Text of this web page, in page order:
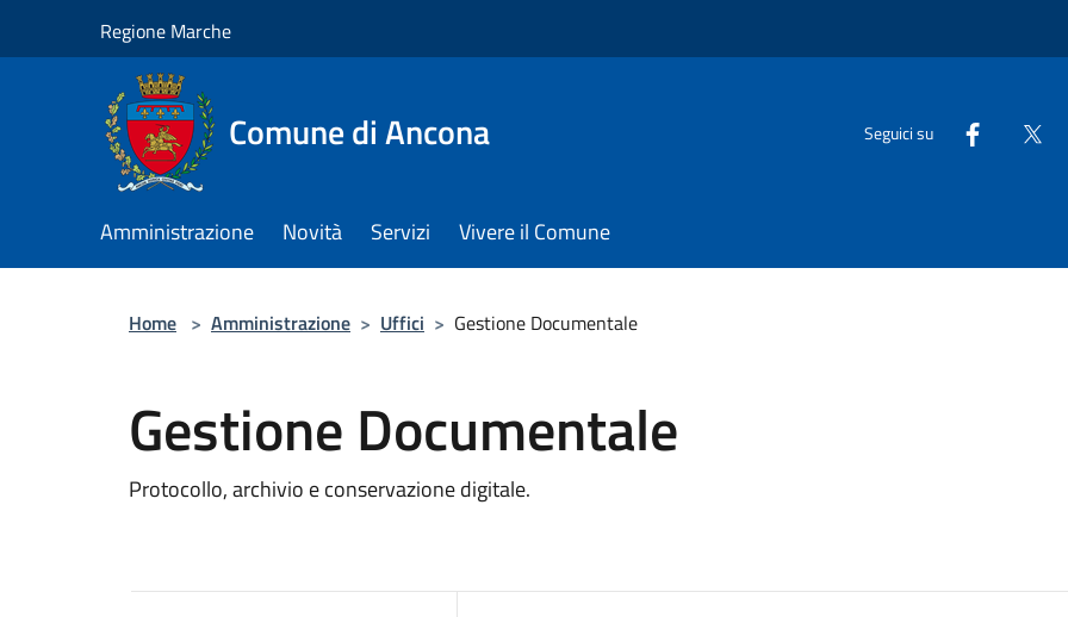
Regione Marche
Comune di Ancona Seguici su
Amministrazione Novità Servizi Vivere il Comune
Home > Amministrazione > Uffici > Gestione Documentale
Gestione Documentale
Protocollo, archivio e conservazione digitale.